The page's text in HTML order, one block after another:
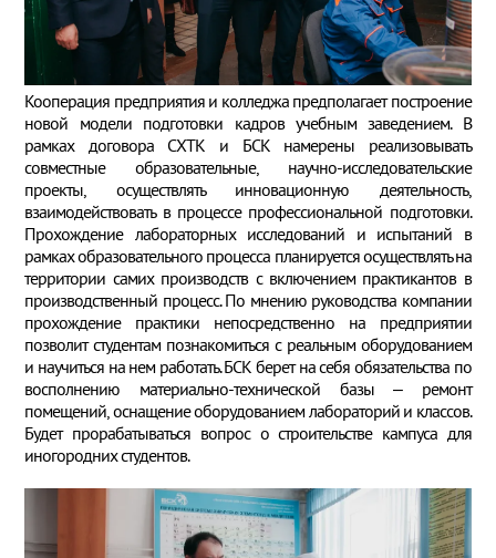
Кооперация предприятия и колледжа предполагает построение
новой модели подготовки кадров учебным заведением. В
рамках договора СХТК и БСК намерены реализовывать
совместные образовательные, научно-исследовательские
проекты, осуществлять инновационную деятельность,
взаимодействовать в процессе профессиональной подготовки.
Прохождение лабораторных исследований и испытаний в
рамках образовательного процесса планируется осуществлять на
территории самих производств с включением практикантов в
производственный процесс. По мнению руководства компании
прохождение практики непосредственно на предприятии
позволит студентам познакомиться с реальным оборудованием
и научиться на нем работать. БСК берет на себя обязательства по
восполнению материально-технической базы – ремонт
помещений, оснащение оборудованием лабораторий и классов.
Будет прорабатываться вопрос о строительстве кампуса для
иногородних студентов.